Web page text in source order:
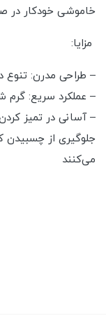
خاموشی خودکار در
مزایا:
– طراحی مدرن: تنوع
– عملکرد سریع:
– آسانی در تمیز
جلوگیری از چسبیدن
می‌کنند